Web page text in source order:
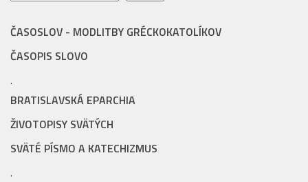
ČASOSLOV - MODLITBY GRÉCKOKATOLÍKOV
ČASOPIS SLOVO
.
BRATISLAVSKÁ EPARCHIA
ŽIVOTOPISY SVÄTÝCH
SVÄTÉ PÍSMO A KATECHIZMUS
.